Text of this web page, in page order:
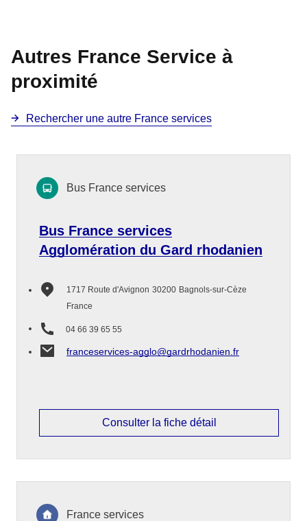
Autres France Service à
proximité
Rechercher une autre France services
Bus France services
Agglomération du Gard rhodanien
1717 Route d'Avignon 30200 Bagnols-sur-Cèze
France
04 66 39 65 55
franceservices-agglo@gardrhodanien.fr
Bus France services
Consulter la fiche détail
France services